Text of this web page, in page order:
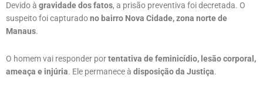
Devido à gravidade dos fatos, a prisão preventiva foi decretada. O
suspeito foi capturadono bairro Nova Cidade, zona norte de
Manaus.
O homem vai responder portentativa de feminicídio, lesão corporal,
ameaça e injúria. Ele permanece à disposição da Justiça.